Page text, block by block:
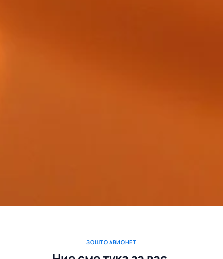
ЗОШТО АВИОНЕТ